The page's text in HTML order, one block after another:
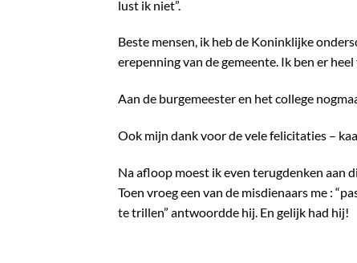
lust ik niet”.
Beste mensen, ik heb de Koninklijke
erepenning van de gemeente. Ik ben er
Aan de burgemeester en het college
Ook mijn dank voor de vele felicitaties –
Na afloop moest ik even terugdenken aan
Toen vroeg een van de misdienaars me :
te trillen” antwoordde hij. En gelijk had hij!